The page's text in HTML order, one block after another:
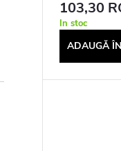
103,30
In stoc
ADAUGĂ